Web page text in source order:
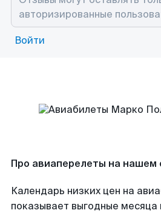
Войти
Про авиаперелеты на нашем
Календарь низких цен на
показывает выгодные месяца